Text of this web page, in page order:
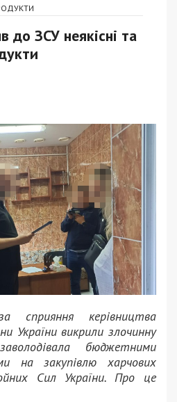
до ЗСУ неякісні та
сприяння керівництва
України викрили злочинну
бюджетними
на закупівлю харчових
Сил України. Про це